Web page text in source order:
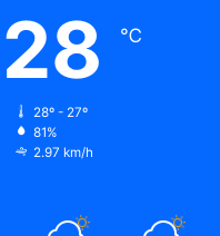
28 ℃
28º - 27º
81%
2.97 km/h